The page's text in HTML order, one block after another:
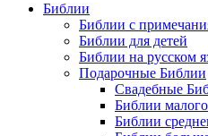
Библии
Библии с
Библии для детей
Библии на русском
Подарочные Библии
Свадебные
Библии
Библии